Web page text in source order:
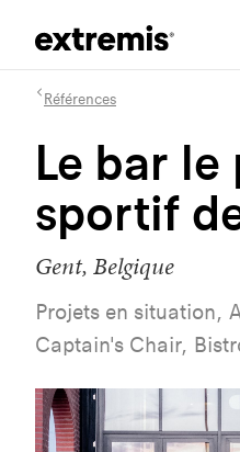
Références
Le bar le
sportif
Gent, Belgique
Projets en situation,
Captain's Chair,